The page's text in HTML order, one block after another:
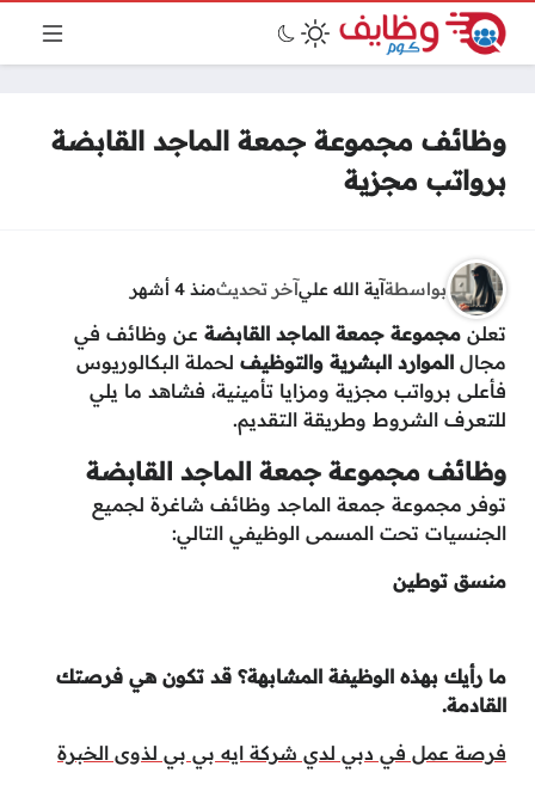
وظائف مجموعة جمعة الماجد القابضة
برواتب مجزية
بواسطةآية الله عليآخر تحديثمنذ 4 أشهر
تعلن مجموعة جمعة الماجد القابضة عن وظائف في
مجال الموارد البشرية والتوظيف لحملة البكالوريوس
فأعلى برواتب مجزية ومزايا تأمينية، فشاهد ما يلي
للتعرف الشروط وطريقة التقديم.
وظائف مجموعة جمعة الماجد القابضة
توفر مجموعة جمعة الماجد وظائف شاغرة لجميع
الجنسيات تحت المسمى الوظيفي التالي:
منسق توطين
ما رأيك بهذه الوظيفة المشابهة؟ قد تكون هي فرصتك
القادمة.
فرصة عمل في دبي لدي شركة ايه بي بي لذوى الخبرة